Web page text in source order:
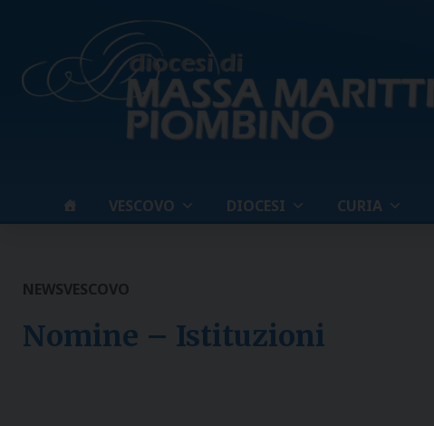
VESCOVO DIOCESI CURIA
NEWSVESCOVO
Nomine – Istituzioni